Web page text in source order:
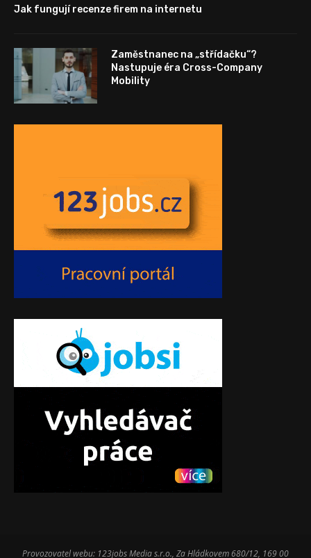
Jak fungují recenze firem na internetu
Zaměstnanec na „střídačku“?
Nastupuje éra Cross-Company
Mobility
Provozovatel webu: 123jobs Media s.r.o., Za Hládkovem 680/12, 169 00